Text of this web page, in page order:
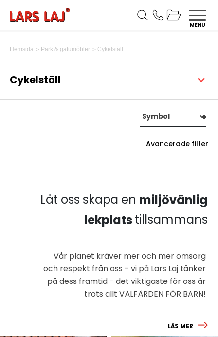
MENU
Hemsida Park & gatumöbler Cykelställ
Cykelställ
Avancerade filter
Låt oss skapa en miljövänlig
lekplats tillsammans
Vår planet kräver mer och mer omsorg
och respekt från oss - vi på Lars Laj tänker
på dess framtid - det viktigaste för oss är
trots allt VÄLFÄRDEN FÖR BARN!
LÄS MER